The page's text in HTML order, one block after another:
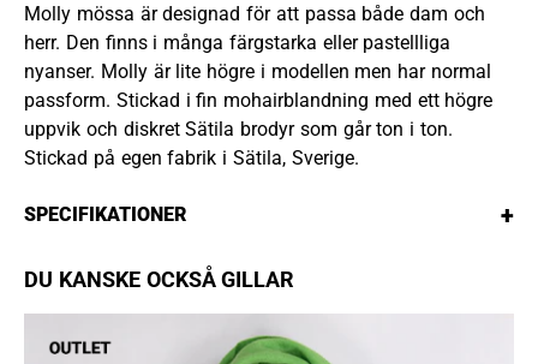
Molly mössa är designad för att passa både dam och
herr. Den finns i många färgstarka eller pastellliga
nyanser. Molly är lite högre i modellen men har normal
passform. Stickad i fin mohairblandning med ett högre
uppvik och diskret Sätila brodyr som går ton i ton.
Stickad på egen fabrik i Sätila, Sverige.
SPECIFIKATIONER +
DU KANSKE OCKSÅ GILLAR